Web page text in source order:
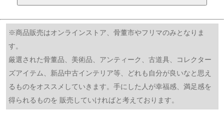
※商品販売はオンラインストア、骨董市やフリマのみとなりま
す。
厳選された骨董品、美術品、アンティーク、古道具、コレクター
ズアイテム、新品中古インテリア等、どれも自分が良いなと思え
るものをオススメしていきます。手にした人が幸福感、満足感を
得られるものを 販売していければと考えております。